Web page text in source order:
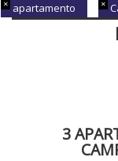
apartamento
3